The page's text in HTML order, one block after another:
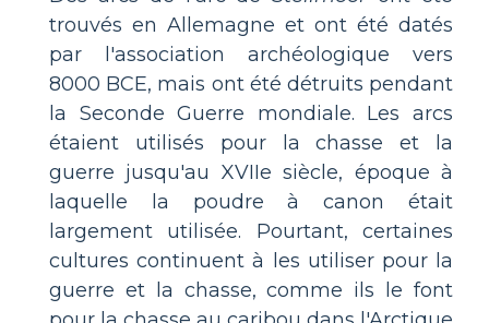
trouvés en Allemagne et ont été datés
par l'association archéologique vers
8000 BCE, mais ont été détruits pendant
la Seconde Guerre mondiale. Les arcs
étaient utilisés pour la chasse et la
guerre jusqu'au XVIIe siècle, époque à
laquelle la poudre à canon était
largement utilisée. Pourtant, certaines
cultures continuent à les utiliser pour la
guerre et la chasse, comme ils le font